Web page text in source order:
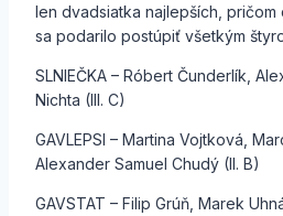
len dvadsiatka najlepších,
sa podarilo postúpiť všetkým
SLNIEČKA – Róbert Čunderlík,
Nichta (III. C)
GAVLEPSI – Martina Vojtková,
Alexander Samuel Chudý (II. B)
GAVSTAT – Filip Grúň, Marek